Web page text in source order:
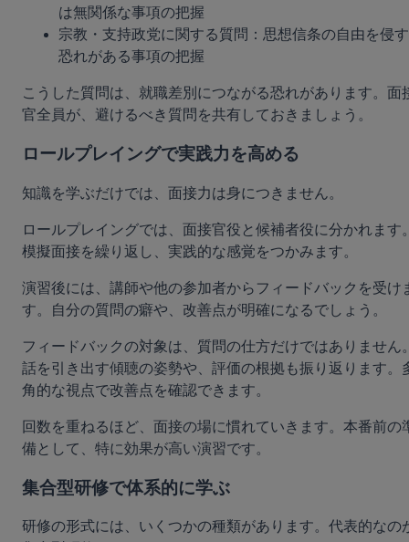
は無関係な事項の把握
宗教・支持政党に関する質問：思想信条の自由を侵す
恐れがある事項の把握
こうした質問は、就職差別につながる恐れがあります。面
官全員が、避けるべき質問を共有しておきましょう。
ロールプレイングで実践力を高める
知識を学ぶだけでは、面接力は身につきません。
ロールプレイングでは、面接官役と候補者役に分かれます
模擬面接を繰り返し、実践的な感覚をつかみます。
演習後には、講師や他の参加者からフィードバックを受け
す。自分の質問の癖や、改善点が明確になるでしょう。
フィードバックの対象は、質問の仕方だけではありません
話を引き出す傾聴の姿勢や、評価の根拠も振り返ります。
角的な視点で改善点を確認できます。
回数を重ねるほど、面接の場に慣れていきます。本番前の
備として、特に効果が高い演習です。
集合型研修で体系的に学ぶ
研修の形式には、いくつかの種類があります。代表的なの